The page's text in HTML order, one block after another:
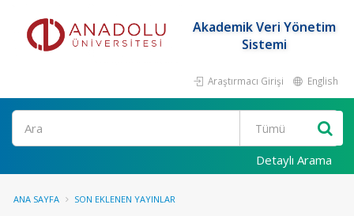
Akademik Veri Yönetim
Sistemi
Araştırmacı Girişi English
Ara
Detaylı Arama
ANA SAYFA SON EKLENEN YAYINLAR